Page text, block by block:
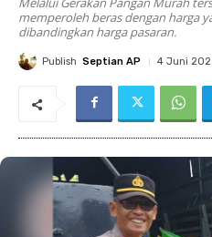
memperoleh beras dengan harga
dibandingkan harga pasaran.
Publish Septian AP 4 Juni